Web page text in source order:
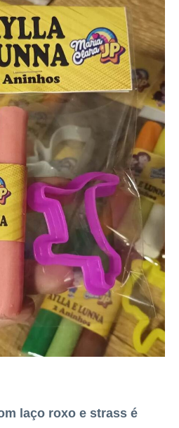
laço roxo e strass é